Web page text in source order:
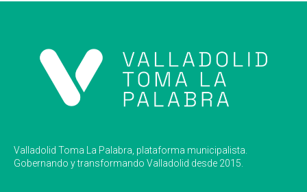
Valladolid Toma La Palabra, plataforma municipalista.
Gobernando y transformando Valladolid desde 2015.